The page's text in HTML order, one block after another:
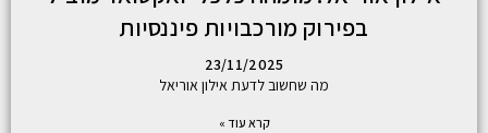
בפירוק מורכבויות פיננסיות
23/11/2025
מה שחשוב לדעת אילון אוריאל
קרא עוד »